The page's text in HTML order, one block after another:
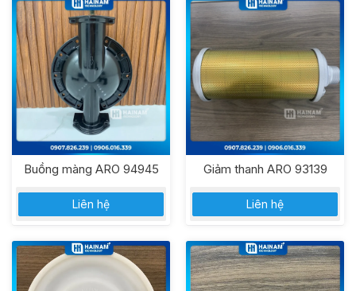
Buồng màng ARO 94945
Liên hệ
Giảm thanh ARO 93139
Liên hệ